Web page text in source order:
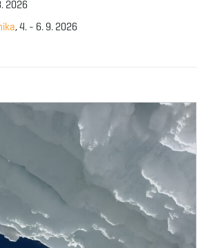
2026
, 4. - 6. 9. 2026